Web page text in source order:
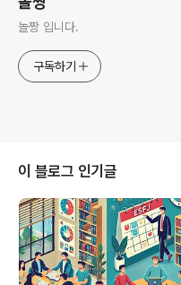
놀짱 입니다.
구독하기
이 블로그 인기글